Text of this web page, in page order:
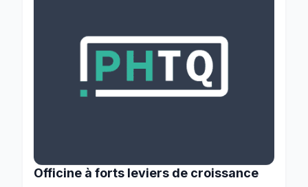
Officine à forts leviers de croissance